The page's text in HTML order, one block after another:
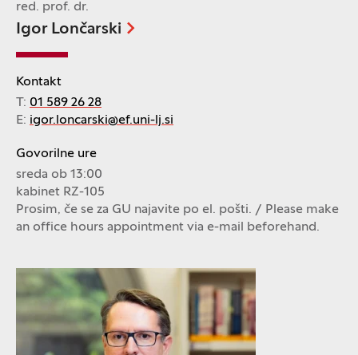
red. prof. dr.
Igor Lončarski
Kontakt
T: 01 589 26 28
E: igor.loncarski@ef.uni-lj.si
Govorilne ure
sreda ob 13:00
kabinet RZ-105
Prosim, če se za GU najavite po el. pošti. / Please make
an office hours appointment via e-mail beforehand.